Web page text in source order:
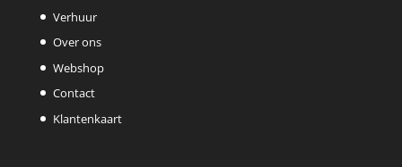
Verhuur
Over ons
Webshop
Contact
Klantenkaart